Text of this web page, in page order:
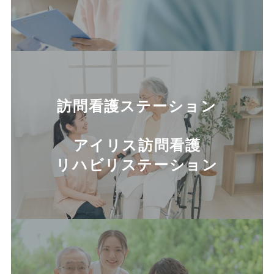
訪問看護ステーション
アイリス訪問看護
リハビリステーション